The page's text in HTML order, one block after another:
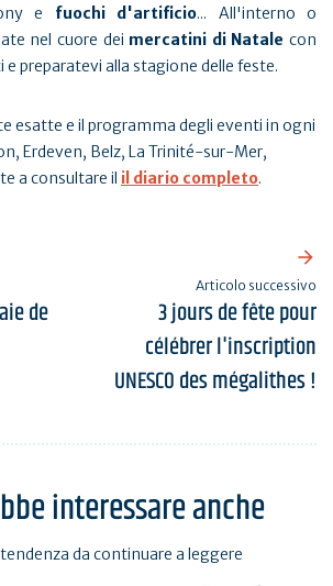
e fuochi d'artificio... All'interno o
nel cuore dei mercatini di Natale con
e preparatevi alla stagione delle feste.
esatte e il programma degli eventi in ogni
Erdeven, Belz, La Trinité-sur-Mer,
a consultare il il diario completo.
de
Articolo successivo
3 jours de fête pour
célébrer l'inscription
UNESCO des mégalithes !
interessare anche
da continuare a leggere